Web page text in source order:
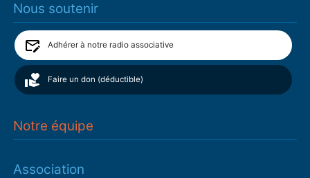
Nous soutenir
Adhérer à notre radio associative
Faire un don (déductible)
Notre équipe
Association